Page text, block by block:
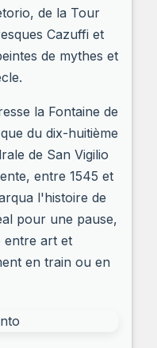
de la Tour
Cazuffi et
de mythes et
la Fontaine de
du dix-huitième
de San Vigilio
entre 1545 et
l'histoire de
pour une pause,
entre art et
en train ou en